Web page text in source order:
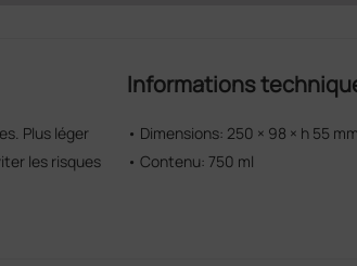
Plus léger
les risques
Informations
• Dimensions: 250 × 98 × h 55
• Contenu: 750 ml